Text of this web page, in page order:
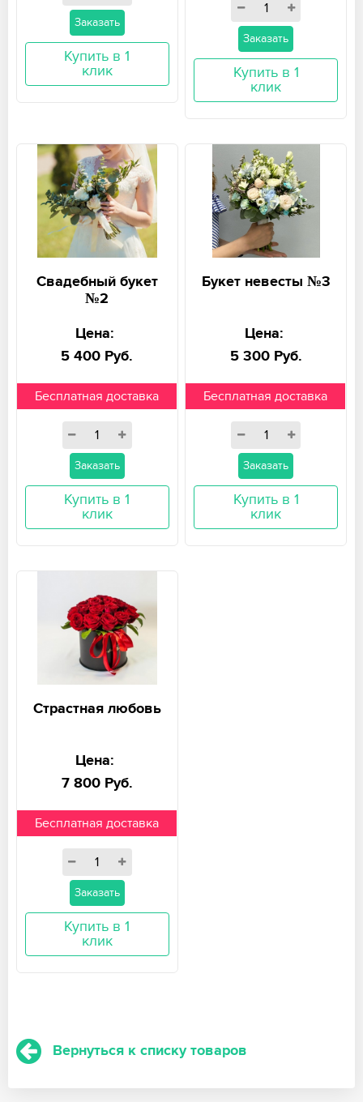
Заказать
Купить в 1
клик
Заказать
Купить в 1
клик
Свадебный букет
№2
Цена:
5 400 Руб.
Бесплатная доставка
Заказать
Купить в 1
клик
Букет невесты №3
Цена:
5 300 Руб.
Бесплатная доставка
Заказать
Купить в 1
клик
Страстная любовь
Цена:
7 800 Руб.
Бесплатная доставка
Заказать
Купить в 1
клик
Вернуться к списку товаров